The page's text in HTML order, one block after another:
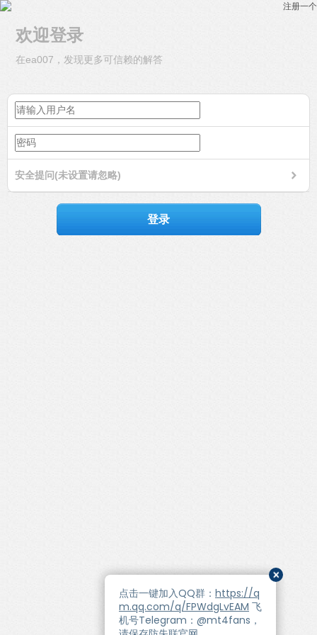
注册一个
欢迎登录
在ea007，发现更多可信赖的解答
安全提问(未设置请忽略)
登录